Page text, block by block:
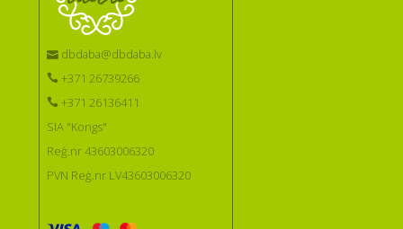
dbdaba@dbdaba.lv
+371 26739266
+371 26136411
SIA "Kongs"
Reģ.nr 43603006320
PVN Reģ.nr LV43603006320